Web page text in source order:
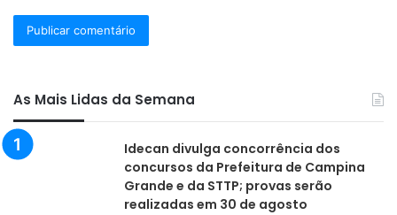
As Mais Lidas da Semana
Idecan divulga concorrência dos
concursos da Prefeitura de Campina
Grande e da STTP; provas serão
realizadas em 30 de agosto